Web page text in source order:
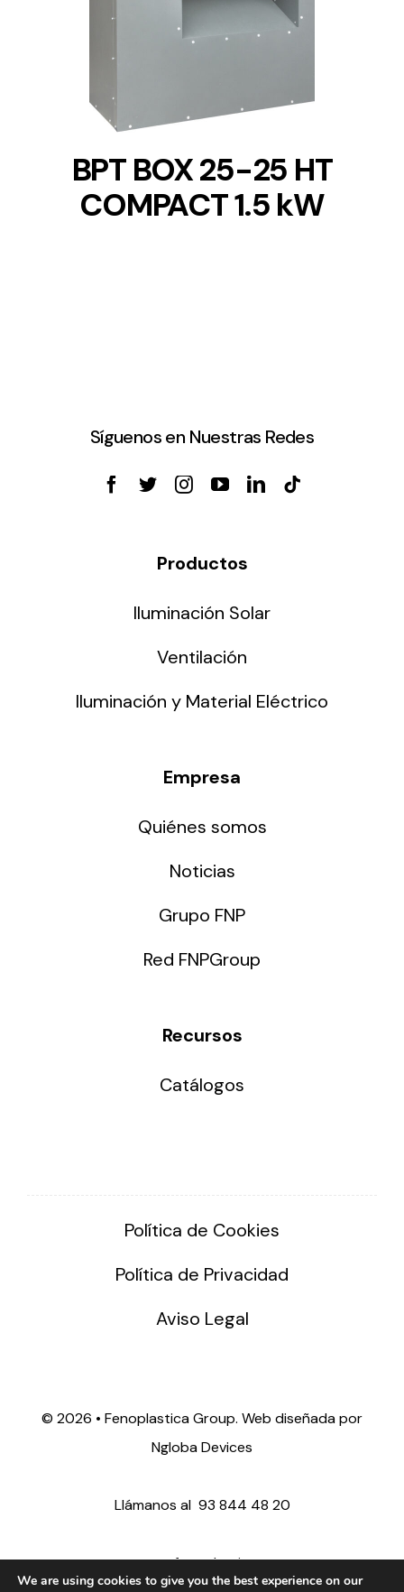
DETAILS
BPT BOX 25-25 HT
COMPACT 1.5 kW
Síguenos en Nuestras Redes
Productos
Iluminación Solar
Ventilación
Iluminación y Material Eléctrico
Empresa
Quiénes somos
Noticias
Grupo FNP
Red FNPGroup
Recursos
Catálogos
Política de Cookies
Política de Privacidad
Aviso Legal
© 2026 • Fenoplastica Group. Web diseñada por
Ngloba Devices
Llámanos al 93 844 48 20
ventas@fenoplastica.com
We are using cookies to give you the best experience on our